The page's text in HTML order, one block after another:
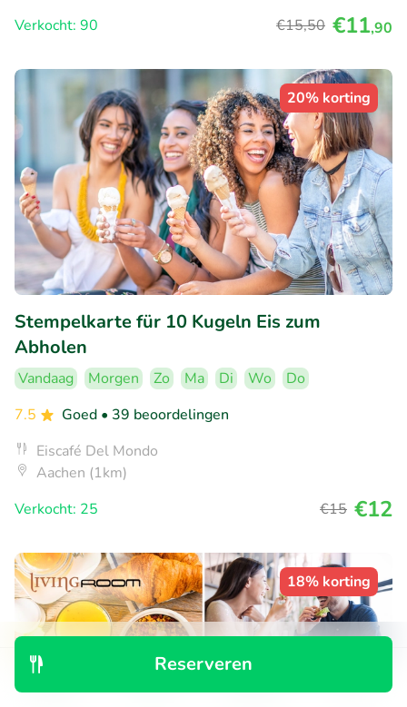
Reserveren
Verkocht: 90
€15,50 €11,90
20% korting
Stempelkarte für 10 Kugeln Eis zum
Abholen
Vandaag Morgen Zo Ma Di Wo
Do
7.5
Goed • 39 beoordelingen
Eiscafé Del Mondo
Aachen (1km)
Verkocht: 25
€15 €12
18% korting